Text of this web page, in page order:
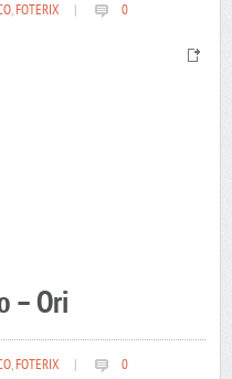
,FOTERIX 0
– Ori
,FOTERIX 0